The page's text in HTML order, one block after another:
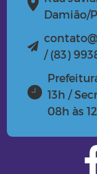
Damião/
/ (83)
13h /
08h às